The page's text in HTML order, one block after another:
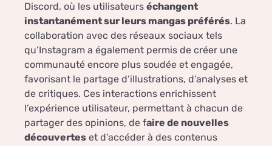
Discord, où les utilisateurs échangent
instantanément sur leurs mangas préférés. La
collaboration avec des réseaux sociaux tels
qu’Instagram a également permis de créer une
communauté encore plus soudée et engagée,
favorisant le partage d’illustrations, d’analyses et
de critiques. Ces interactions enrichissent
l’expérience utilisateur, permettant à chacun de
partager des opinions, de faire de nouvelles
découvertes et d’accéder à des contenus